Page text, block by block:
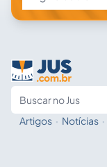
Artigos · Notícias ·